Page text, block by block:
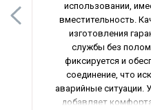
использовании,
вместительность.
изготовления
службы без
фиксируется и
соединение, что
аварийные ситуации.
добавляет